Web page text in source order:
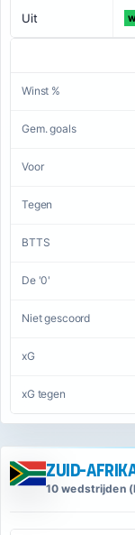
Uit
Winst %
Gem. goals
Voor
Tegen
BTTS
De '0'
Niet gescoord
xG
xG tegen
Zuid-
10 wedstrijden